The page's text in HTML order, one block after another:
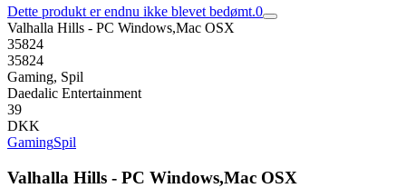
Dette produkt er endnu ikke blevet bedømt.0
Valhalla Hills - PC Windows,Mac OSX
35824
35824
Gaming, Spil
Daedalic Entertainment
39
DKK
GamingSpil
Valhalla Hills - PC Windows,Mac OSX